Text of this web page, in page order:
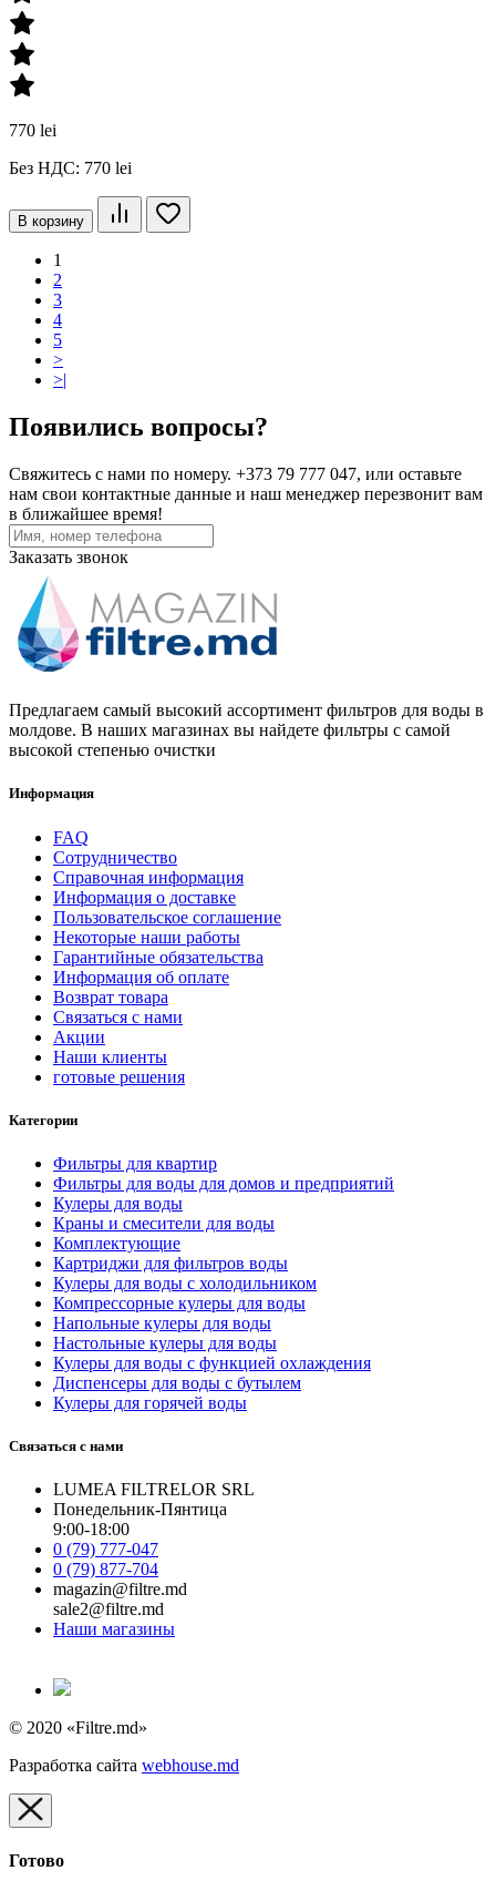
770 lei
Без НДС: 770 lei
В корзину
1
2
3
4
5
>
>|
Появились вопросы?
Свяжитесь с нами по номеру. +373 79 777 047, или оставьте
нам свои контактные данные и наш менеджер перезвонит вам
в ближайшее время!
Заказать звонок
Предлагаем самый высокий ассортимент фильтров для воды в
молдове. В наших магазинах вы найдете фильтры с самой
высокой степенью очистки
Информация
FAQ
Сотрудничество
Справочная информация
Информация о доставке
Пользовательское соглашение
Некоторые наши работы
Гарантийные обязательства
Информация об оплате
Возврат товара
Связаться с нами
Акции
Наши клиенты
готовые решения
Категории
Фильтры для квартир
Фильтры для воды для домов и предприятий
Кулеры для воды
Краны и смесители для воды
Комплектующие
Картриджи для фильтров воды
Кулеры для воды с холодильником
Компрессорные кулеры для воды
Напольные кулеры для воды
Настольные кулеры для воды
Кулеры для воды с функцией охлаждения
Диспенсеры для воды с бутылем
Кулеры для горячей воды
Связаться с нами
LUMEA FILTRELOR SRL
Понедельник-Пянтица
9:00-18:00
0 (79) 777-047
0 (79) 877-704
magazin@filtre.md
sale2@filtre.md
Наши магазины
© 2020 «Filtre.md»
Разработка сайта webhouse.md
Готово